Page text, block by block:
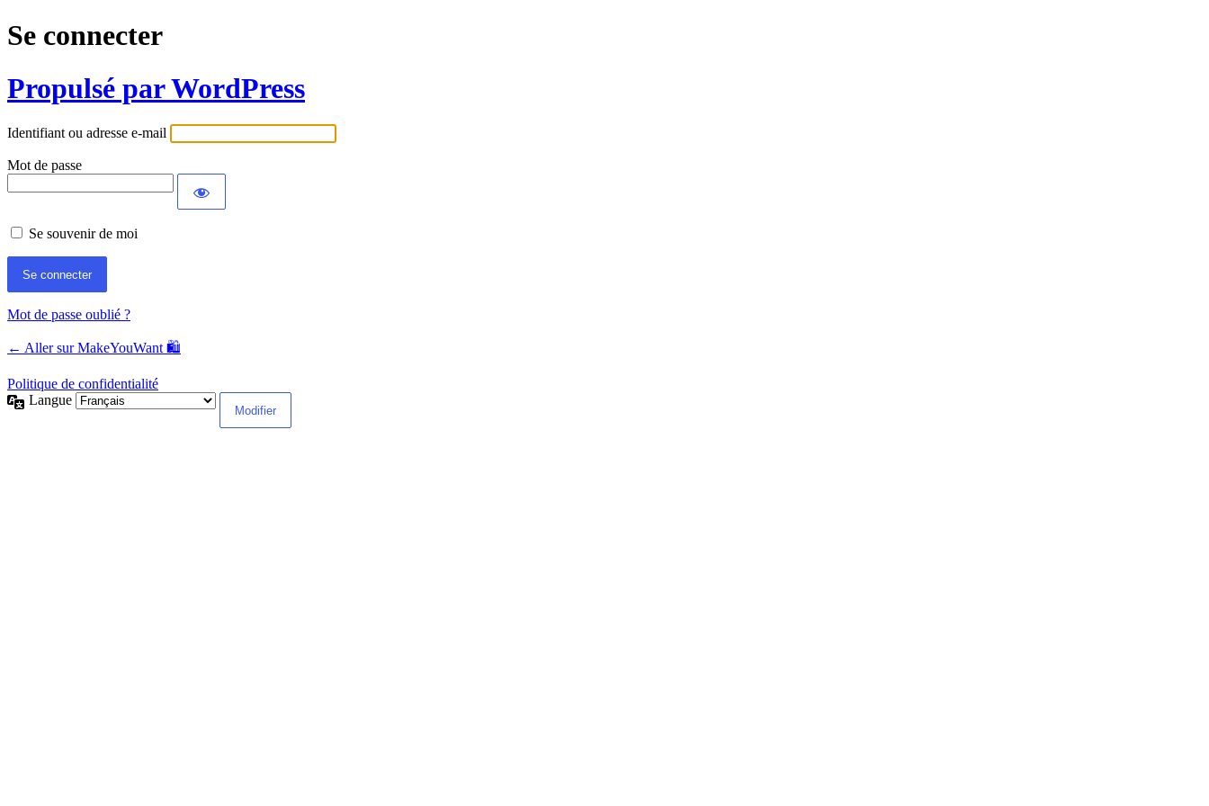
Se connecter
Propulsé par WordPress
Identifiant ou adresse e-mail
Mot de passe
Se souvenir de moi
Mot de passe oublié ?
← Aller sur MakeYouWant 🛍️
Politique de confidentialité
Langue